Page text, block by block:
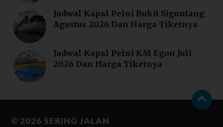
Jadwal Kapal Pelni Bukit Siguntang
Agustus 2026 Dan Harga Tiketnya
Jadwal Kapal Pelni KM Egon Juli
2026 Dan Harga Tiketnya
© 2026 SERING JALAN